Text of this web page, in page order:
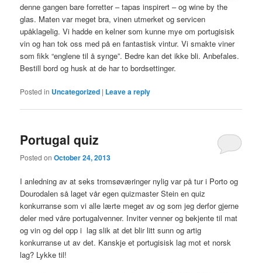
denne gangen bare forretter – tapas inspirert – og wine by the
glas. Maten var meget bra, vinen utmerket og servicen
upåklagelig. Vi hadde en kelner som kunne mye om portugisisk
vin og han tok oss med på en fantastisk vintur. Vi smakte viner
som fikk “englene til å synge”. Bedre kan det ikke bli. Anbefales.
Bestill bord og husk at de har to bordsettinger.
Posted in Uncategorized | Leave a reply
Portugal quiz
Posted onOctober 24, 2013
I anledning av at seks tromsøværinger nylig var på tur i Porto og
Dourodalen så laget vår egen quizmaster Stein en quiz
konkurranse som vi alle lærte meget av og som jeg derfor gjerne
deler med våre portugalvenner. Inviter venner og bekjente til mat
og vin og del opp i lag slik at det blir litt sunn og artig
konkurranse ut av det. Kanskje et portugisisk lag mot et norsk
lag? Lykke til!